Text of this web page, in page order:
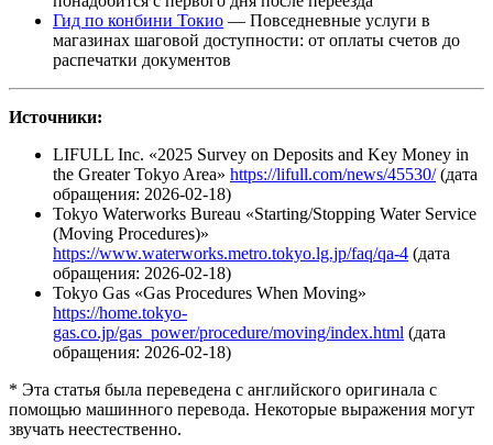
Гид по конбини Токио — Повседневные услуги в
магазинах шаговой доступности: от оплаты счетов до
распечатки документов
Источники:
LIFULL Inc. «2025 Survey on Deposits and Key Money in
the Greater Tokyo Area» https://lifull.com/news/45530/(дата
обращения: 2026-02-18)
Tokyo Waterworks Bureau «Starting/Stopping Water Service
(Moving Procedures)»
https://www.waterworks.metro.tokyo.lg.jp/faq/qa-4 (дата
обращения: 2026-02-18)
Tokyo Gas «Gas Procedures When Moving»
https://home.tokyo-
gas.co.jp/gas_power/procedure/moving/index.html (дата
обращения: 2026-02-18)
* Эта статья была переведена с английского оригинала с
помощью машинного перевода. Некоторые выражения могут
звучать неестественно.